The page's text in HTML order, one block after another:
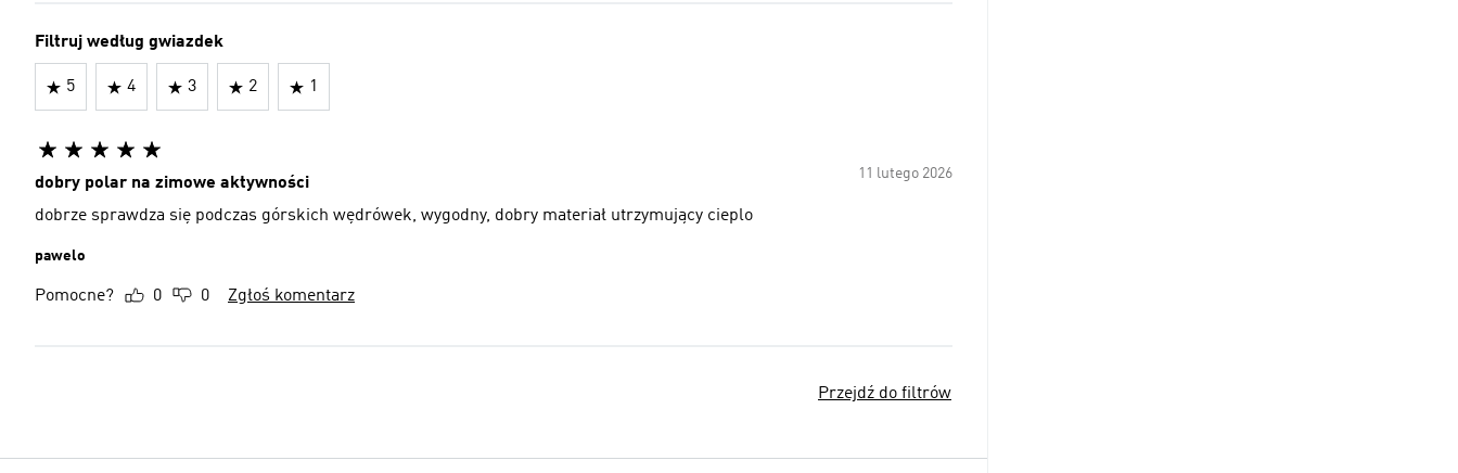
Filtruj według gwiazdek
5 4 3 2 1
11 lutego 2026
dobry polar na zimowe aktywności
dobrze sprawdza się podczas górskich wędrówek, wygodny, dobry materiał utrzymujący cieplo
pawelo
Pomocne? 0 0 Zgłoś komentarz
Przejdź do filtrów